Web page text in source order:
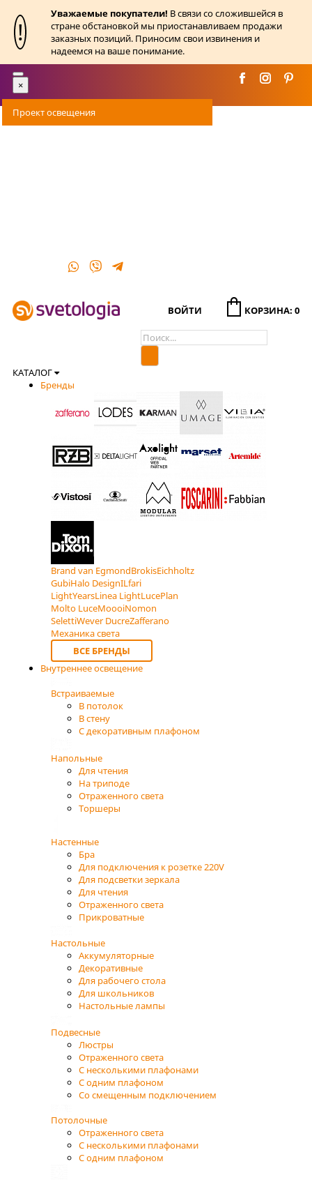
!
Уважаемые покупатели! В связи со сложившейся в
стране обстановкой мы приостанавливаем продажи
заказных позиций. Приносим свои извинения и
надеемся на ваше понимание.
Toggle
navigation
×
Проект освещения
ВОЙТИ КОРЗИНА: 0
КАТАЛОГ
Бренды
Brand van EgmondBrokisEichholtz
GubiHalo DesignILfari
LightYearsLinea LightLucePlan
Molto LuceMoooiNomon
SelettiWever DucreZafferano
Механика света
ВСЕ БРЕНДЫ
Внутреннее освещение
Встраиваемые
В потолок
В стену
С декоративным плафоном
Напольные
Для чтения
На триподе
Отраженного света
Торшеры
Настенные
Бра
Для подключения к розетке 220V
Для подсветки зеркала
Для чтения
Отраженного света
Прикроватные
Настольные
Аккумуляторные
Декоративные
Для рабочего стола
Для школьников
Настольные лампы
Подвесные
Люстры
Отраженного света
С несколькими плафонами
С одним плафоном
Со смещенным подключением
Потолочные
Отраженного света
С несколькими плафонами
С одним плафоном